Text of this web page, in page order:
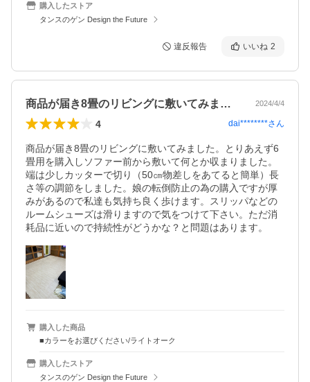
購入したストア
タンスのゲン Design the Future
違反報告 いいね 2
商品が届き8畳のリビングに敷いてみまし… 2024/4/4
4 dai********さん
商品が届き8畳のリビングに敷いてみました。とりあえず6
畳用を購入しソファー前から敷いて何とか収まりました。
端は少しカッターで切り（50㎝物差しをあてると簡単）長
さ等の調節をしました。娘の転倒防止の為の購入ですが厚
みがあるので私達も気持ち良く歩けます。スリッパなどの
ルームシューズは滑りますので気をつけて下さい。ただ消
耗品に近いので持続性がどうかな？と問題はあります。
購入した商品
■カラーをお選びください/ライトオーク
購入したストア
タンスのゲン Design the Future